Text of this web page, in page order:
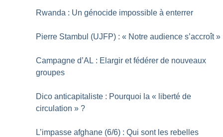
Rwanda : Un génocide impossible à enterrer
Pierre Stambul (UJFP) : « Notre audience s’accroît »
Campagne d’AL : Elargir et fédérer de nouveaux
groupes
Dico anticapitaliste : Pourquoi la « liberté de
circulation » ?
L’impasse afghane (6/6) : Qui sont les rebelles